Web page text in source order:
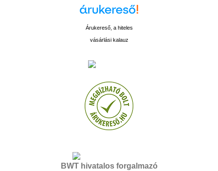
Árukereső, a hiteles
vásárlási kalauz
BWT hivatalos forgalmazó